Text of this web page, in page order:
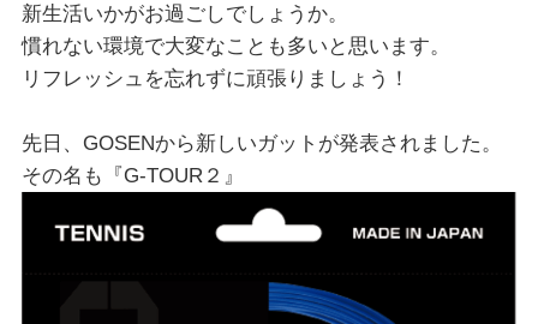
新生活いかがお過ごしでしょうか。
慣れない環境で大変なことも多いと思います。
リフレッシュを忘れずに頑張りましょう！
先日、GOSENから新しいガットが発表されました。
その名も『G-TOUR２』